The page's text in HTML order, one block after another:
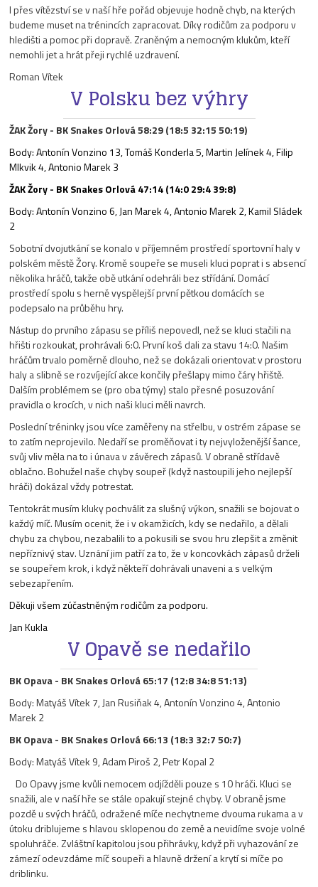
I přes vítězství se v naší hře pořád objevuje hodně chyb, na kterých
budeme muset na trénincích zapracovat. Díky rodičům za podporu v
hledišti a pomoc při dopravě. Zraněným a nemocným klukům, kteří
nemohli jet a hrát přeji rychlé uzdravení.
Roman Vítek
V Polsku bez výhry
ŽAK Žory - BK Snakes Orlová 58:29 (18:5 32:15 50:19)
Body:Antonín Vonzino 13, Tomáš Konderla 5, Martin Jelínek 4, Filip
Mlkvik 4,Antonio Marek 3
ŽAK Žory - BK Snakes Orlová 47:14 (14:0 29:4 39:8)
Body:Antonín Vonzino6, Jan Marek 4,Antonio Marek 2, Kamil Sládek
2
Sobotní dvojutkání se konalo v příjemném prostředí sportovní haly v
polském městě Žory. Kromě soupeře se museli kluci poprat i s absencí
několika hráčů, takže obě utkání odehráli bez střídání. Domácí
prostředí spolu s herně vyspělejší první pětkou domácích se
podepsalo na průběhu hry.
Nástup do prvního zápasu se příliš nepovedl, než se kluci stačili na
hřišti rozkoukat, prohrávali 6:0. První koš dali za stavu 14:0. Našim
hráčům trvalo poměrně dlouho, než se dokázali orientovat v prostoru
haly a slibně se rozvíjející akce končily přešlapy mimo čáry hřiště.
Dalším problémem se (pro oba týmy) stalo přesné posuzování
pravidla o krocích, v nich naši kluci měli navrch.
Poslední tréninky jsou více zaměřeny na střelbu, v ostrém zápase se
to zatím neprojevilo. Nedaří se proměňovat i ty nejvyloženější šance,
svůj vliv měla na to i únava v závěrech zápasů. V obraně střídavě
oblačno. Bohužel naše chyby soupeř (když nastoupili jeho nejlepší
hráči) dokázal vždy potrestat.
Tentokrát musím kluky pochválit za slušný výkon, snažili se bojovat o
každý míč. Musím ocenit, že i v okamžicích, kdy se nedařilo, a dělali
chybu za chybou, nezabalili to a pokusili se svou hru zlepšit a změnit
nepříznivý stav. Uznání jim patří za to, že v koncovkách zápasů drželi
se soupeřem krok, i když někteří dohrávali unaveni a s velkým
sebezapřením.
Děkuji všem zúčastněným rodičům za podporu.
Jan Kukla
V Opavě se nedařilo
BK Opava - BK Snakes Orlová 65:17 (12:8 34:8 51:13)
Body: Matyáš Vítek 7, Jan Rusiňak 4, Antonín Vonzino 4, Antonio
Marek 2
BK Opava - BK Snakes Orlová 66:13 (18:3 32:7 50:7)
Body: Matyáš Vítek 9, Adam Piroš 2, Petr Kopal 2
Do Opavy jsme kvůli nemocem odjížděli pouze s 10 hráči. Kluci se
snažili, ale v naší hře se stále opakují stejné chyby. V obraně jsme
pozdě u svých hráčů, odražené míče nechytneme dvouma rukama a v
útoku driblujeme s hlavou sklopenou do země a nevidíme svoje volné
spoluhráče. Zvláštní kapitolou jsou přihrávky, když při vyhazování ze
zámezí odevzdáme míč soupeři a hlavně držení a krytí si míče po
driblinku.